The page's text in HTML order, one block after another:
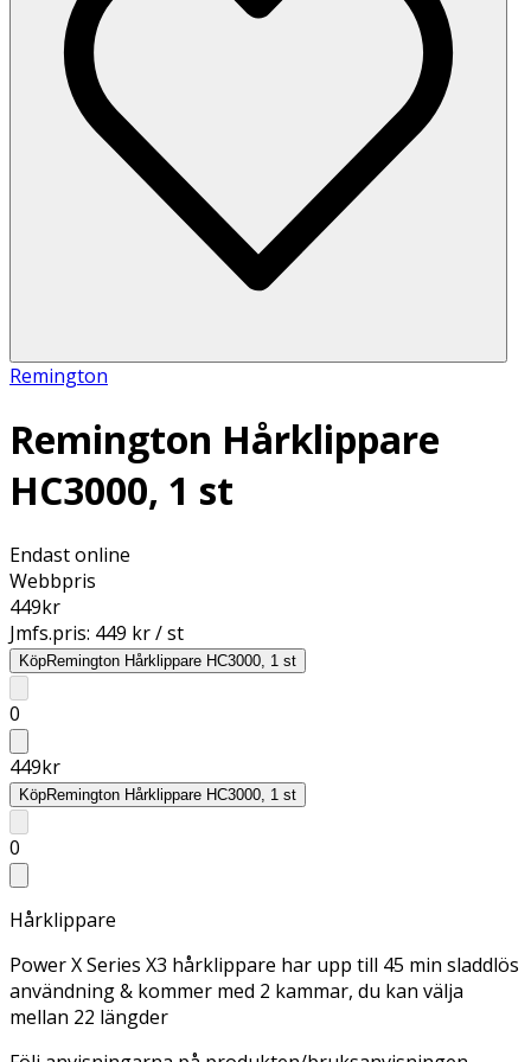
Remington
Remington Hårklippare
HC3000, 1 st
Endast online
Webbpris
449kr
Jmfs.pris: 449 kr / st
KöpRemington Hårklippare HC3000, 1 st
0
449kr
KöpRemington Hårklippare HC3000, 1 st
0
Hårklippare
Power X Series X3 hårklippare har upp till 45 min sladdlös
användning & kommer med 2 kammar, du kan välja
mellan 22 längder